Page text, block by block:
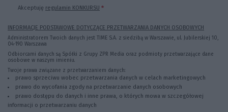
Akceptuję regulamin KONKURSU *
INFORMACJE PODSTAWOWE DOTYCZĄCE PRZETWARZANIA DANYCH OSOBOWYCH
Administratorem Twoich danych jest TIME S.A. z siedzibą w Warszawie, ul. Jubilerskiej 10,
04-190 Warszawa
Odbiorcami danych są Spółki z Grupy ZPR Media oraz podmioty przetwarzające dane
osobowe w naszym imieniu.
Twoje prawa związane z przetwarzaniem danych:
prawo sprzeciwu wobec przetwarzania danych w celach marketingowych
prawo do wycofania zgody na przetwarzanie danych osobowych
prawo dostępu do danych i inne prawa, o których mowa w szczegółowej
informacji o przetwarzaniu danych